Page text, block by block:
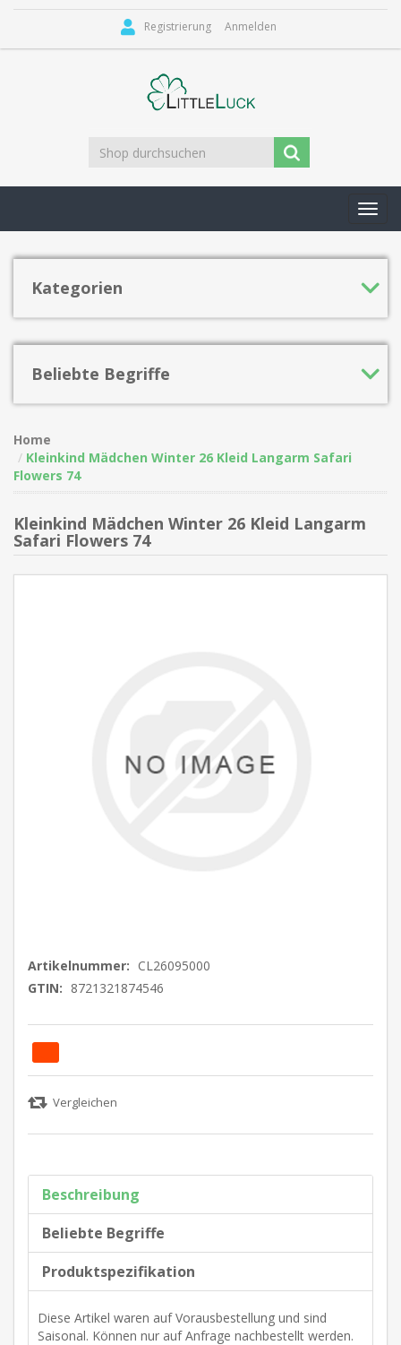
Registrierung Anmelden
Kategorien
Beliebte Begriffe
Home
Kleinkind Mädchen Winter 26 Kleid Langarm Safari
Flowers 74
Kleinkind Mädchen Winter 26 Kleid Langarm
Safari Flowers 74
Artikelnummer: CL26095000
GTIN: 8721321874546
Beschreibung
Beliebte Begriffe
Produktspezifikation
Diese Artikel waren auf Vorausbestellung und sind
Saisonal. Können nur auf Anfrage nachbestellt werden.